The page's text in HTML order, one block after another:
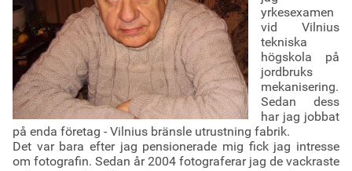
yrkesexamen
vid Vilnius
tekniska
högskola på
jordbruks
mekanisering.
Sedan dess
har jag jobbat
på enda företag - Vilnius bränsle utrustning fabrik.
Det var bara efter jag pensionerade mig fick jag intresse
om fotografin. Sedan år 2004 fotograferar jag de vackraste